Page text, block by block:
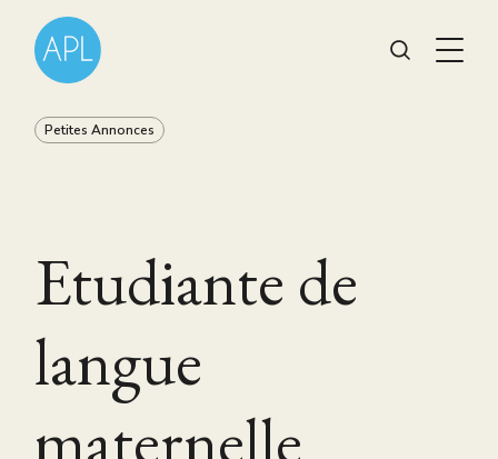
Petites Annonces
Etudiante de
langue
maternelle